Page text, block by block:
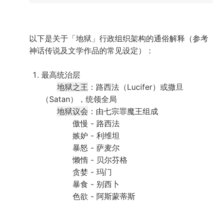
以下是关于「地狱」行政组织架构的通俗解释（参考
神话传说及文学作品的常见设定）：
最高统治层
地狱之王 ：路西法（Lucifer）或撒旦
（Satan），统领全局
地狱议会 ：由七宗罪魔王组成
傲慢 - 路西法
嫉妒 - 利维坦
暴怒 - 萨麦尔
懒惰 - 贝尔芬格
贪婪 - 玛门
暴食 - 别西卜
色欲 - 阿斯蒙蒂斯